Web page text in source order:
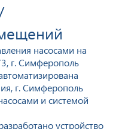
насосами на
г. Симферополь
г. Симферополь
и системой
устройство